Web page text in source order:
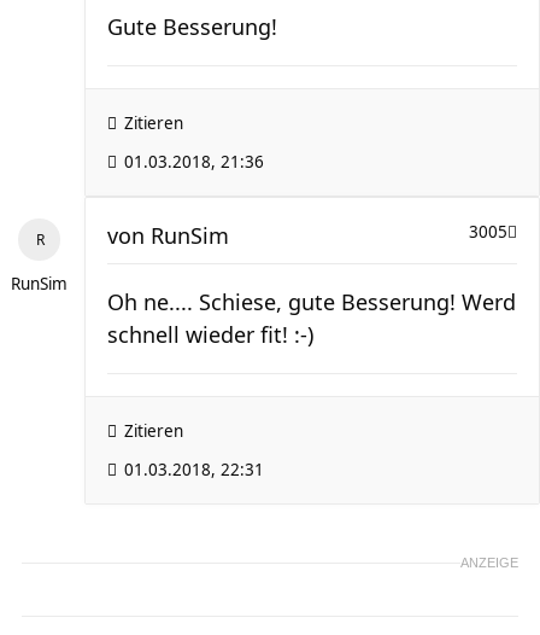
Gute Besserung!
Zitieren
01.03.2018, 21:36
RunSim
3005
von RunSim
Oh ne.... Schiese, gute Besserung! Werd
schnell wieder fit! :-)
Zitieren
01.03.2018, 22:31
ANZEIGE